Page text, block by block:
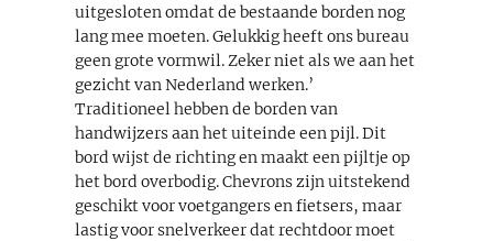
uitgesloten omdat de bestaande borden nog
lang mee moeten. Gelukkig heeft ons bureau
geen grote vormwil. Zeker niet als we aan het
gezicht van Nederland werken.’
Traditioneel hebben de borden van
handwijzers aan het uiteinde een pijl. Dit
bord wijst de richting en maakt een pijltje op
het bord overbodig. Chevrons zijn uitstekend
geschikt voor voetgangers en fietsers, maar
lastig voor snelverkeer dat rechtdoor moet